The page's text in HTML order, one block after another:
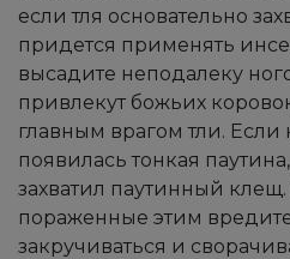
если тля основательно
придется применять
высадите неподалеку
привлекут божьих
главным врагом тли. Если
появилась тонкая
захватил паутинный
пораженные этим
закручиваться и